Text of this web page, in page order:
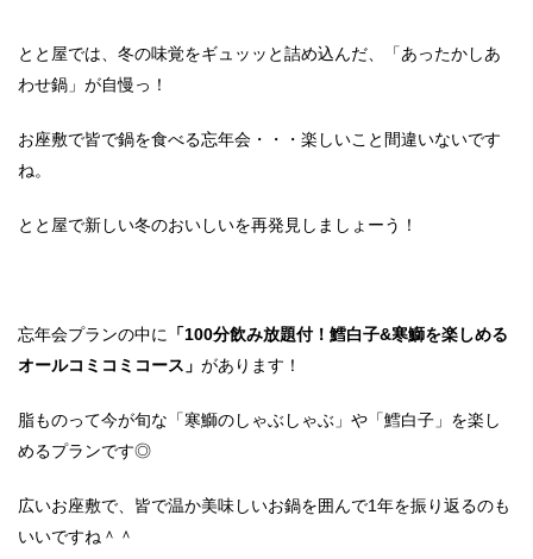
とと屋では、冬の味覚をギュッッと詰め込んだ、「あったかしあ
わせ鍋」が自慢っ！
お座敷で皆で鍋を食べる忘年会・・・楽しいこと間違いないです
ね。
とと屋で新しい冬のおいしいを再発見しましょーう！
忘年会プランの中に
「100分飲み放題付！鱈白子&寒鰤を楽しめる
オールコミコミコース」 があります！
脂ものって今が旬な「寒鰤のしゃぶしゃぶ」や「鱈白子」を楽し
めるプランです◎
広いお座敷で、皆で温か美味しいお鍋を囲んで1年を振り返るのも
いいですね＾＾